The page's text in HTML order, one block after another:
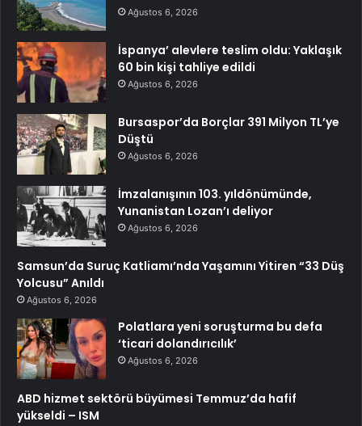
Ağustos 6, 2026
İspanya’ alevlere teslim oldu: Yaklaşık
60 bin kişi tahliye edildi
Ağustos 6, 2026
Bursaspor’da Borçlar 391 Milyon TL’ye
Düştü
Ağustos 6, 2026
İmzalanışının 103. yıldönümünde,
Yunanistan Lozan’ı deliyor
Ağustos 6, 2026
Samsun’da Suruç Katliamı’nda Yaşamını Yitiren “33 Düş
Yolcusu” Anıldı
Ağustos 6, 2026
Polatlara yeni soruşturma bu defa
‘ticari dolandırıcılık’
Ağustos 6, 2026
ABD hizmet sektörü büyümesi Temmuz’da hafif
yükseldi – ISM